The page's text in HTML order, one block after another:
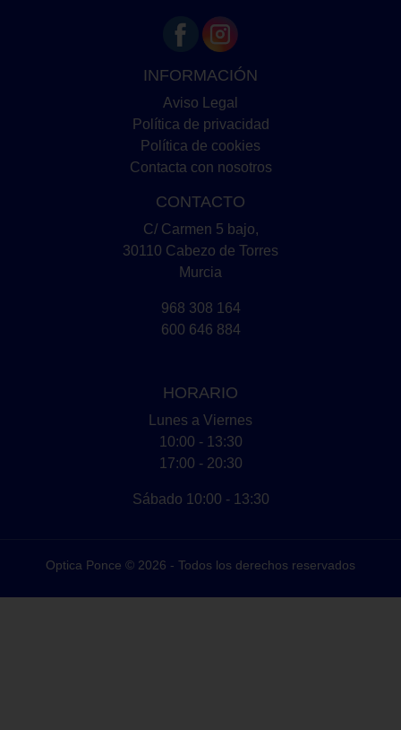
INFORMACIÓN
Aviso Legal
Política de privacidad
Política de cookies
Contacta con nosotros
CONTACTO
C/ Carmen 5 bajo,
30110 Cabezo de Torres
Murcia
968 308 164
600 646 884
HORARIO
Lunes a Viernes
10:00 - 13:30
17:00 - 20:30
Sábado 10:00 - 13:30
Optica Ponce © 2026 - Todos los derechos reservados